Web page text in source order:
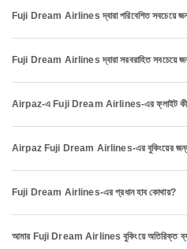
Fuji Dream Airlines দ্বারা পরিবেশিত সবচেয়ে
Fuji Dream Airlines দ্বারা সরবরাহিত সবচেয়ে
Airpaz-এ Fuji Dream Airlines-এর ফ্লাইট
Airpaz Fuji Dream Airlines-এর বুকিংয়ের জন্য
Fuji Dream Airlines-এর প্রধান হাব কোথায়?
আমার Fuji Dream Airlines বুকিংয়ে অতিরিক্ত